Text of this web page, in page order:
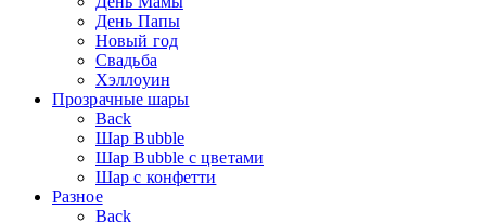
День Папы
Новый год
Свадьба
Хэллоуин
Прозрачные шары
Back
Шар Bubble
Шар Bubble с цветами
Шар с конфетти
Разное
Back